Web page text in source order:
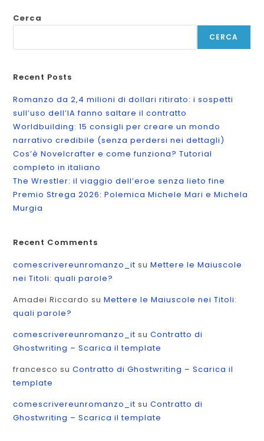
Cerca
CERCA
Recent Posts
Romanzo da 2,4 milioni di dollari ritirato: i sospetti
sull’uso dell’IA fanno saltare il contratto
Worldbuilding: 15 consigli per creare un mondo
narrativo credibile (senza perdersi nei dettagli)
Cos’è Novelcrafter e come funziona? Tutorial
completo in italiano
The Wrestler: il viaggio dell’eroe senza lieto fine
Premio Strega 2026: Polemica Michele Mari e Michela
Murgia
Recent Comments
comescrivereunromanzo_it suMettere le Maiuscole
nei Titoli: quali parole?
Amadei Riccardo suMettere le Maiuscole nei Titoli:
quali parole?
comescrivereunromanzo_it suContratto di
Ghostwriting – Scarica il template
francesco suContratto di Ghostwriting – Scarica il
template
comescrivereunromanzo_it suContratto di
Ghostwriting – Scarica il template